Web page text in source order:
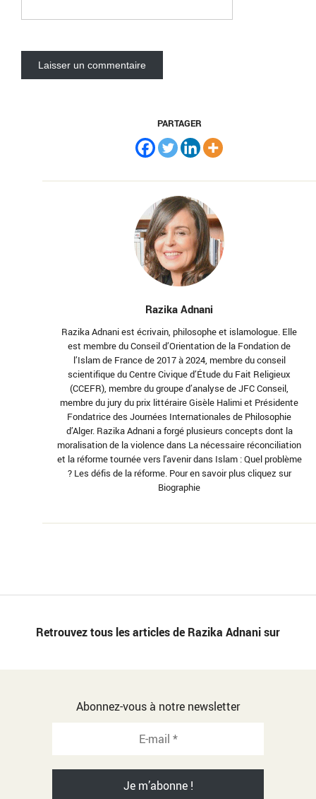
PARTAGER
Razika Adnani
Razika Adnani est écrivain, philosophe et islamologue. Elle
est membre du Conseil d’Orientation de la Fondation de
l’Islam de France de 2017 à 2024, membre du conseil
scientifique du Centre Civique d’Étude du Fait Religieux
(CCEFR), membre du groupe d’analyse de JFC Conseil,
membre du jury du prix littéraire Gisèle Halimi et Présidente
Fondatrice des Journées Internationales de Philosophie
d’Alger. Razika Adnani a forgé plusieurs concepts dont la
moralisation de la violence dans La nécessaire réconciliation
et la réforme tournée vers l'avenir dans Islam : Quel problème
? Les défis de la réforme. Pour en savoir plus cliquez sur
Biographie
Retrouvez tous les articles de Razika Adnani sur
Abonnez-vous à notre newsletter